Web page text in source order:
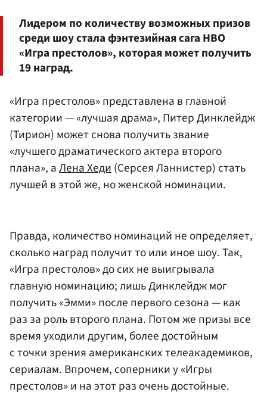
Лидером по количеству возможных призов
среди шоу стала фэнтезийная сага HBO
«Игра престолов», которая может получить
19 наград.
«Игра престолов» представлена в главной
категории — «лучшая драма», Питер Динклейдж
(Тирион) может снова получить звание
«лучшего драматического актера второго
плана», аЛена Хеди(Серсея Ланнистер) стать
лучшей в этой же, но женской номинации.
Правда, количество номинаций не определяет,
сколько наград получит то или иное шоу. Так,
«Игра престолов» до сих не выигрывала
главную номинацию; лишь Динклейдж мог
получить «Эмми» после первого сезона — как
раз за роль второго плана. Потом же призы все
время уходили другим, более достойным
с точки зрения американских телеакадемиков,
сериалам. Впрочем, соперники у «Игры
престолов» и на этот раз очень достойные.